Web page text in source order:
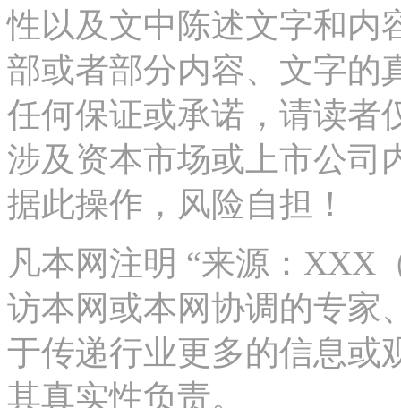
性以及文中陈述文字和内
部或者部分内容、文字的
任何保证或承诺，请读者
涉及资本市场或上市公司
据此操作，风险自担！
凡本网注明 “来源：XXX
访本网或本网协调的专家
于传递行业更多的信息或
其真实性负责。